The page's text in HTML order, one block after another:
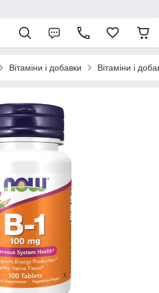
Вітаміни і добавки Вітаміни і